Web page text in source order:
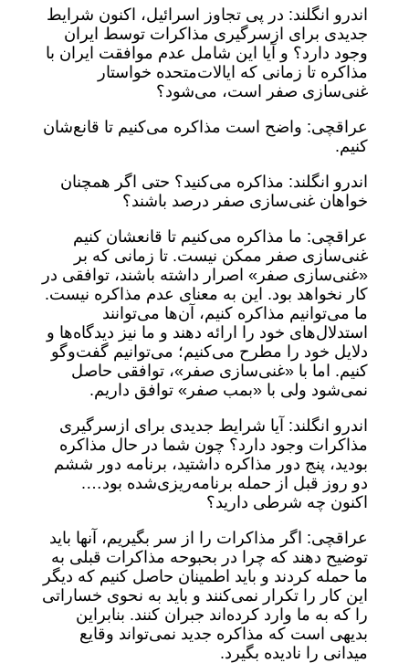
اندرو انگلند: در پی تجاوز اسرائیل، اکنون شرایط
جدیدی برای ازسرگیری مذاکرات توسط ایران
وجود دارد؟ و آیا این شامل عدم موافقت ایران با
مذاکره تا زمانی که ایالات‌متحده خواستار
غنی‌سازی صفر است، می‌شود؟
عراقچی: واضح است مذاکره می‌کنیم تا قانع‌شان
کنیم.
اندرو انگلند: مذاکره می‌کنید؟ حتی اگر همچنان
خواهان غنی‌سازی صفر درصد باشند؟
عراقچی: ما مذاکره می‌کنیم تا قانعشان کنیم
غنی‌سازی صفر ممکن نیست. تا زمانی که بر
«غنی‌سازی صفر» اصرار داشته باشند، توافقی در
کار نخواهد بود. این به معنای عدم مذاکره نیست.
ما می‌توانیم مذاکره کنیم، آن‌ها می‌توانند
استدلال‌های خود را ارائه دهند و ما نیز دیدگاه‌ها و
دلایل خود را مطرح می‌کنیم؛ می‌توانیم گفت‌وگو
کنیم. اما با «غنی‌سازی صفر»، توافقی حاصل
نمی‌شود ولی با «بمب صفر» توافق داریم.
اندرو انگلند: آیا شرایط جدیدی برای ازسرگیری
مذاکرات وجود دارد؟ چون شما در حال مذاکره
بودید، پنج دور مذاکره داشتید، برنامه دور ششم
دو روز قبل از حمله برنامه‌ریزی‌شده بود….
اکنون چه شرطی دارید؟
عراقچی: اگر مذاکرات را از سر بگیریم، آنها باید
توضیح دهند که چرا در بحبوحه مذاکرات قبلی به
ما حمله کردند و باید اطمینان حاصل کنیم که دیگر
این کار را تکرار نمی‌کنند و باید به نحوی خساراتی
را که به ما وارد کرده‌اند جبران کنند. بنابراین
بدیهی است که مذاکره جدید نمی‌تواند وقایع
میدانی را نادیده بگیرد.